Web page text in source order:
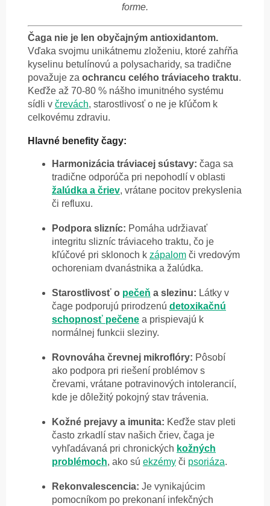
forme.
Čaga nie je len obyčajným antioxidantom.
Vďaka svojmu unikátnemu zloženiu, ktoré zahŕňa
kyselinu betulínovú a polysacharidy, sa tradične
považuje za ochrancu celého tráviaceho traktu.
Keďže až 70-80 % nášho imunitného systému
sídli v črevách, starostlivosť o ne je kľúčom k
celkovému zdraviu.
Hlavné benefity čagy:
Harmonizácia tráviacej sústavy: čaga sa
tradične odporúča pri nepohodlí v oblasti
žalúdka a čriev, vrátane pocitov prekyslenia
či refluxu.
Podpora slizníc: Pomáha udržiavať
integritu slizníc tráviaceho traktu, čo je
kľúčové pri sklonoch k zápalom či vredovým
ochoreniam dvanástnika a žalúdka.
Starostlivosť o pečeň a slezinu: Látky v
čage podporujú prirodzenú detoxikačnú
schopnosť pečene a prispievajú k
normálnej funkcii sleziny.
Rovnováha črevnej mikroflóry: Pôsobí
ako podpora pri riešení problémov s
črevami, vrátane potravinových intolerancií,
kde je dôležitý pokojný stav trávenia.
Kožné prejavy a imunita: Keďže stav pleti
často zrkadlí stav našich čriev, čaga je
vyhľadávaná pri chronických kožných
problémoch, ako sú ekzémy či psoriáza.
Rekonvalescencia: Je vynikajúcim
pomocníkom po prekonaní infekčných